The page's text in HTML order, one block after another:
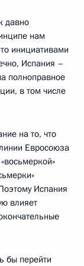
давно
нам
инициативами
Испания –
полноправное
в том числе
на то, что
Евросоюза
Испания
влияет
бы перейти